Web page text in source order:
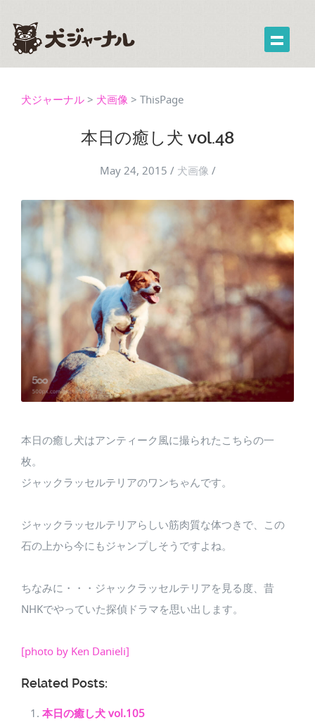
犬ジャーナル > 犬画像 > ThisPage
本日の癒し犬 vol.48
May 24, 2015 / 犬画像 /
本日の癒し犬はアンティーク風に撮られたこちらの一
枚。
ジャックラッセルテリアのワンちゃんです。
ジャックラッセルテリアらしい筋肉質な体つきで、この
石の上から今にもジャンプしそうですよね。
ちなみに・・・ジャックラッセルテリアを見る度、昔
NHKでやっていた探偵ドラマを思い出します。
[photo by Ken Danieli]
Related Posts:
本日の癒し犬 vol.105